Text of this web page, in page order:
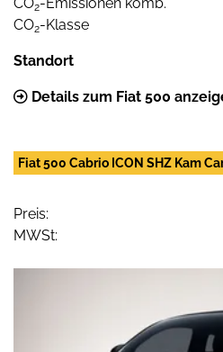
2
CO2-Klasse
Standort
Details zum Fiat 500
Fiat 500 Cabrio ICON SHZ Kam
Preis:
MWSt: